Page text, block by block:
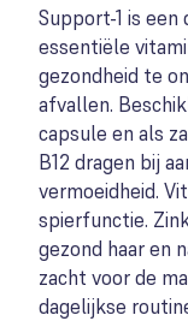
Support-1 is
essentiële
gezondheid te
afvallen.
capsule en als
B12 dragen bij
vermoeidheid.
spierfunctie.
gezond haar en
zacht voor de
dagelijkse